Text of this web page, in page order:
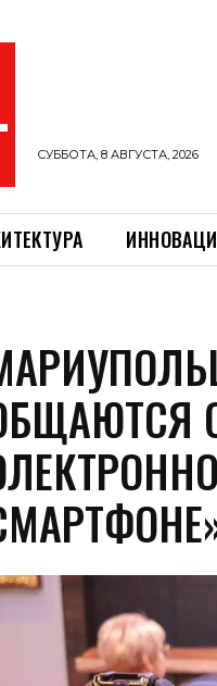
СУББОТА, 8 АВГУСТА, 2026